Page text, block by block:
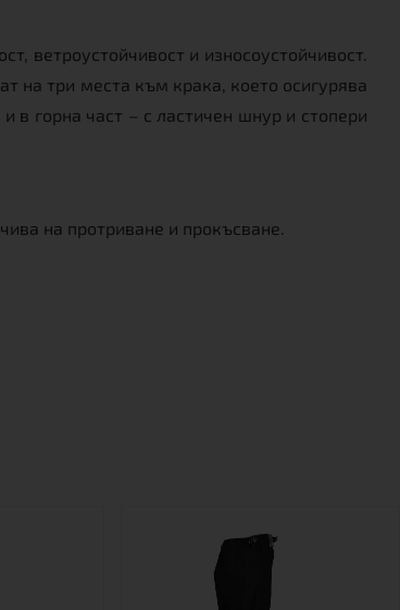
ветроустойчивост и износоустойчивост.
на три места към крака, което осигурява
в горна част – с ластичен шнур и стопери
на протриване и прокъсване.